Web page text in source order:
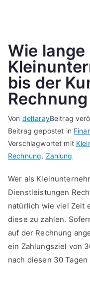
Wie
bis der
Von deltarayBeitrag
Beitrag gepostet in
Verschlagwortet mit
Rechnung, Zahlung
Wer als
Dienstleistungen
natürlich wie viel Zeit
diese zu zahlen.
auf der Rechnung
ein Zahlungsziel von
nach diesen 30